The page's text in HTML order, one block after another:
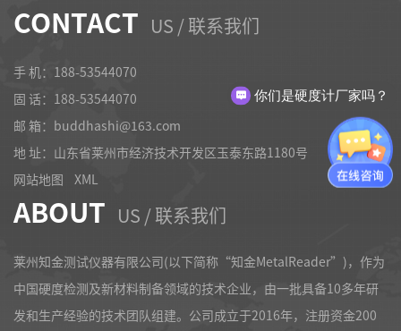
CONTACT US / 联系我们
手 机：188-53544070
固 话： 188-53544070
邮 箱：buddhashi@163.com
地 址：山东省莱州市经济技术开发区玉泰东路1180号
网站地图
XML
ABOUT US / 联系我们
莱州知金测试仪器有限公司(以下简称“知金MetalReader”)，作为
中国硬度检测及新材料制备领域的技术企业，由一批具备10多年研
发和生产经验的技术团队组建。公司成立于2016年，注册资金200
你们是硬度计厂家吗？